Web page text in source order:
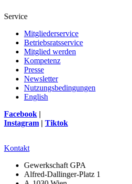
Service
Mitgliederservice
Betriebsratsservice
Mitglied werden
Kompetenz
Presse
Newsletter
Nutzungsbedingungen
English
Facebook |
Instagram | Tiktok
Kontakt
Gewerkschaft GPA
Alfred-Dallinger-Platz 1